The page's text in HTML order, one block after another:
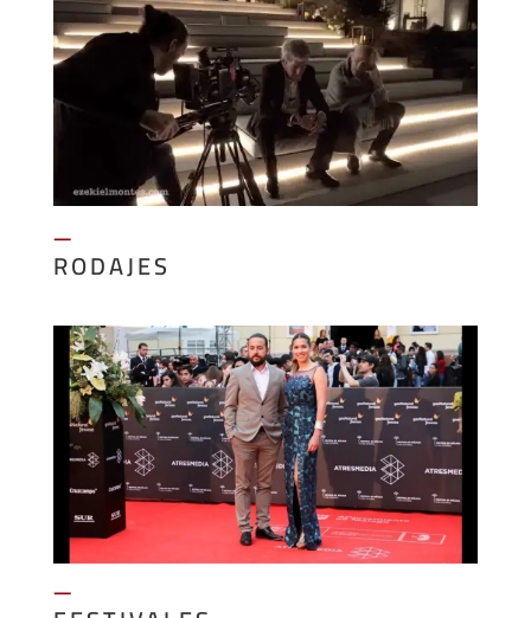
—
RODAJES
—